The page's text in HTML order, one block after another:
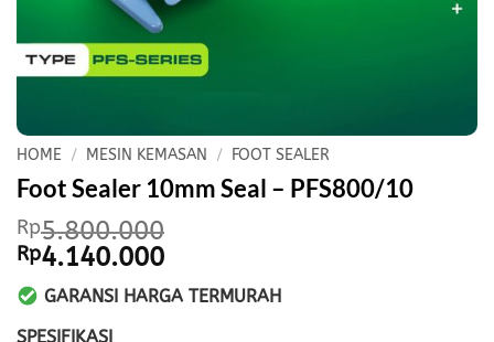
HOME / MESIN KEMASAN / FOOT SEALER
Foot Sealer 10mm Seal – PFS800/10
Rp5.800.000
Original
price
was:
Rp5.800.000.
Rp4.140.000Current
price
is:
GARANSI HARGA TERMURAH
SPESIFIKASI